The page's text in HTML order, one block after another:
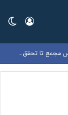
ورود
گزارش مجامع بورسی ۱۵ و ۱۷ مرداد ۱۴۰۵ | از تنفس مجمع تا تحقق زیان ۷۲۰ ریالی در این نماد‌ها